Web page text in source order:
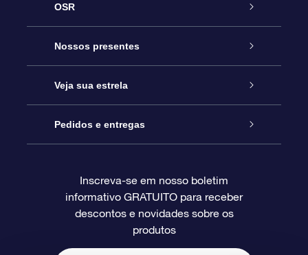
OSR
Serviço
Entre em contato conosco
Blog
Avaliações
Nossos presentes
Presente estrelar on-line
Pacote de presente da OSR
O cartão de presente da OSR
Presentes corporativos
Veja sua estrela
Star Register
Página estelar personalizada
Um Milhão de Estrelas
Pedidos e entregas
Informações de pagamento
Inscreva-se em nosso boletim
informativo GRATUITO para receber
descontos e novidades sobre os
produtos